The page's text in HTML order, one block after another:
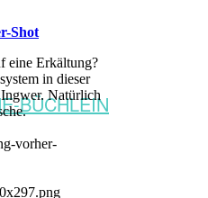
BÜCHLEIN
Shot
eine Erkältung?
in dieser
Natürlich
vorher-